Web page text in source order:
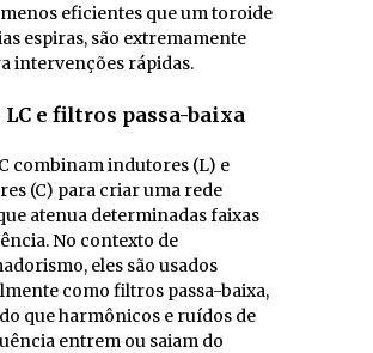
eficientes que um toroide
espiras, são extremamente
intervenções rápidas.
e filtros passa-baixa
combinam indutores (L) e
(C) para criar uma rede
atenua determinadas faixas
No contexto de
eles são usados
como filtros passa-baixa,
que harmônicos e ruídos de
entrem ou saiam do